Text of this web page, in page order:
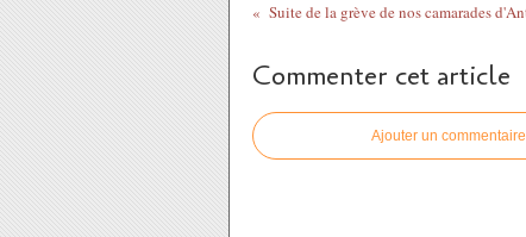
Commenter cet article
Ajouter un commentaire